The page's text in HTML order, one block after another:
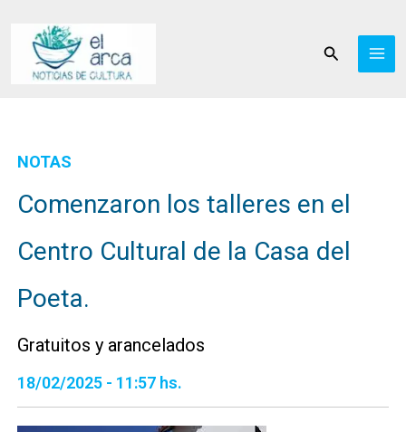
contenido
Buscar
NOTAS
Comenzaron los talleres en el
Centro Cultural de la Casa del
Poeta.
Gratuitos y arancelados
18/02/2025 - 11:57 hs.